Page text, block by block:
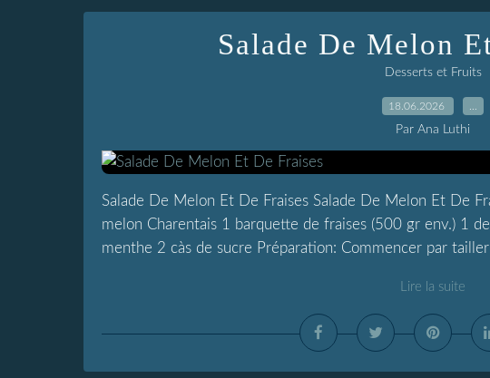
Salade De Melon
Desserts et Fruits
18.06.2026
Par Ana Luthi
Salade De Melon Et De Fraises Salade De Melon Et De
melon Charentais 1 barquette de fraises (500 gr env.) 1
menthe 2 càs de sucre Préparation: Commencer par
Lire la suite